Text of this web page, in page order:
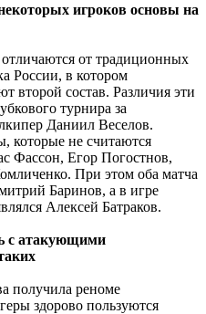
игроков основы на
от традиционных
России, в котором
второй состав. Различия эти
турнира за
Даниил Веселов.
которые не считаются
Фассон, Егор Погостнов,
При этом оба матча
Баринов, а в игре
Алексей Батраков.
с атакующими
получила реноме
здорово пользуются